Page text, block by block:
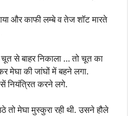
और काफी लम्बे व तेज शॉट मारते
से बाहर निकाला … तो चूत का
मेघा की जांघों में बहने लगा.
नियंत्रित करने लगे.
तो मेघा मुस्कुरा रही थी. उसने हौले